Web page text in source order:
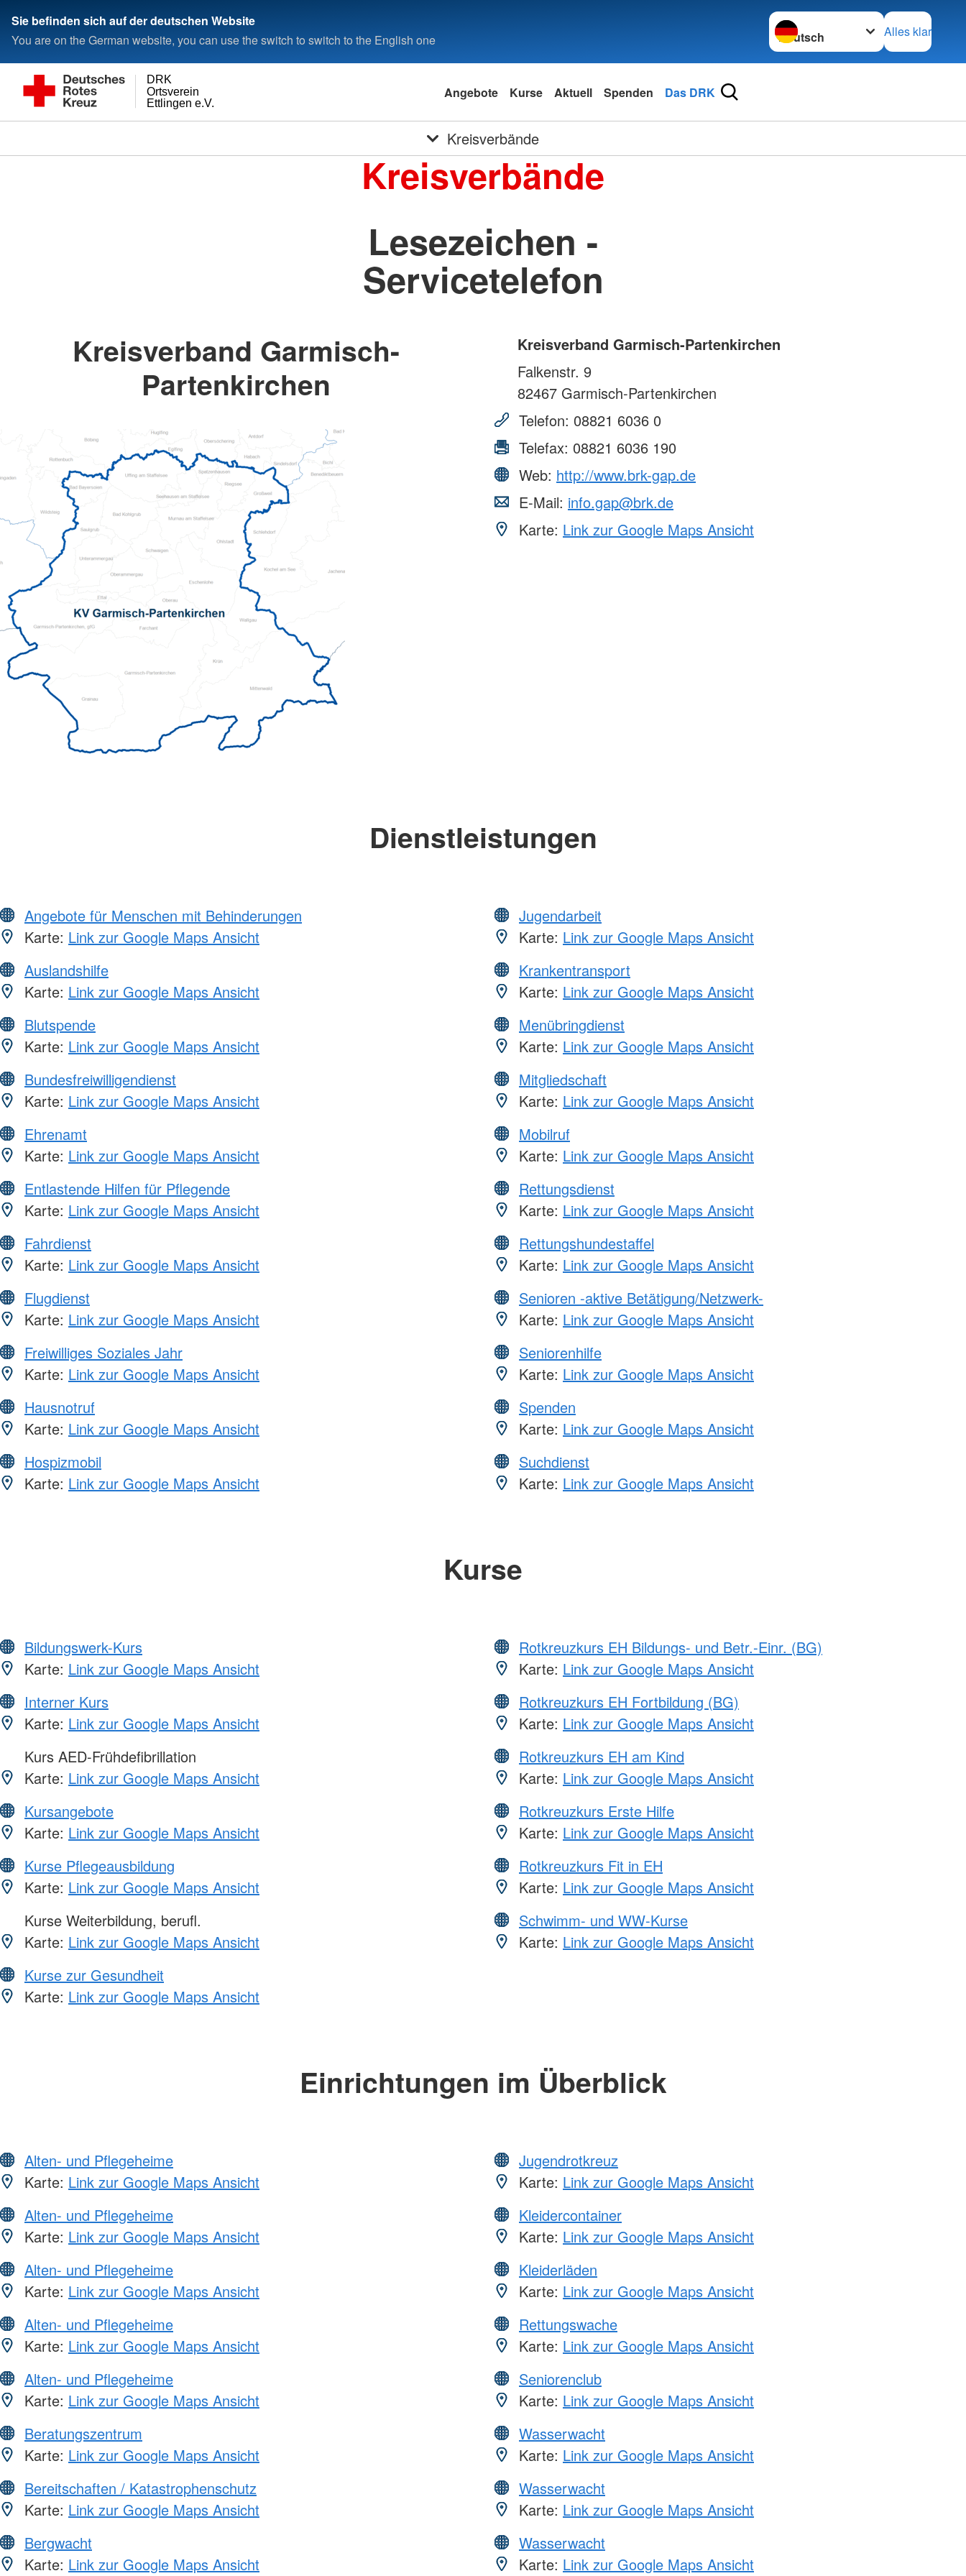
Sie befinden sich auf der deutschen Website
You are on the German website, you can use the switch to switch to the English one
Sprache wechseln zu
Alles klar
Ettlingen e.V.
Ortsverein
DRK
Angebote Kurse Aktuell Spenden Das DRK
Kreisverbände
Kreisverbände
Lesezeichen -
Servicetelefon
Kreisverband Garmisch-
Partenkirchen
Kreisverband Garmisch-Partenkirchen
Falkenstr. 9
82467 Garmisch-Partenkirchen
Telefon: 08821 6036 0
Telefax: 08821 6036 190
Web: http://www.brk-gap.de
E-Mail: info.gap@brk.de
Karte: Link zur Google Maps Ansicht
Dienstleistungen
Angebote für Menschen mit Behinderungen
Karte: Link zur Google Maps Ansicht
Auslandshilfe
Karte: Link zur Google Maps Ansicht
Blutspende
Karte: Link zur Google Maps Ansicht
Bundesfreiwilligendienst
Karte: Link zur Google Maps Ansicht
Ehrenamt
Karte: Link zur Google Maps Ansicht
Entlastende Hilfen für Pflegende
Karte: Link zur Google Maps Ansicht
Fahrdienst
Karte: Link zur Google Maps Ansicht
Flugdienst
Karte: Link zur Google Maps Ansicht
Freiwilliges Soziales Jahr
Karte: Link zur Google Maps Ansicht
Hausnotruf
Karte: Link zur Google Maps Ansicht
Hospizmobil
Karte: Link zur Google Maps Ansicht
Jugendarbeit
Karte: Link zur Google Maps Ansicht
Krankentransport
Karte: Link zur Google Maps Ansicht
Menübringdienst
Karte: Link zur Google Maps Ansicht
Mitgliedschaft
Karte: Link zur Google Maps Ansicht
Mobilruf
Karte: Link zur Google Maps Ansicht
Rettungsdienst
Karte: Link zur Google Maps Ansicht
Rettungshundestaffel
Karte: Link zur Google Maps Ansicht
Senioren -aktive Betätigung/Netzwerk-
Karte: Link zur Google Maps Ansicht
Seniorenhilfe
Karte: Link zur Google Maps Ansicht
Spenden
Karte: Link zur Google Maps Ansicht
Suchdienst
Karte: Link zur Google Maps Ansicht
Kurse
Bildungswerk-Kurs
Karte: Link zur Google Maps Ansicht
Interner Kurs
Karte: Link zur Google Maps Ansicht
Kurs AED-Frühdefibrillation
Karte: Link zur Google Maps Ansicht
Kursangebote
Karte: Link zur Google Maps Ansicht
Kurse Pflegeausbildung
Karte: Link zur Google Maps Ansicht
Kurse Weiterbildung, berufl.
Karte: Link zur Google Maps Ansicht
Kurse zur Gesundheit
Karte: Link zur Google Maps Ansicht
Rotkreuzkurs EH Bildungs- und Betr.-Einr. (BG)
Karte: Link zur Google Maps Ansicht
Rotkreuzkurs EH Fortbildung (BG)
Karte: Link zur Google Maps Ansicht
Rotkreuzkurs EH am Kind
Karte: Link zur Google Maps Ansicht
Rotkreuzkurs Erste Hilfe
Karte: Link zur Google Maps Ansicht
Rotkreuzkurs Fit in EH
Karte: Link zur Google Maps Ansicht
Schwimm- und WW-Kurse
Karte: Link zur Google Maps Ansicht
Einrichtungen im Überblick
Alten- und Pflegeheime
Karte: Link zur Google Maps Ansicht
Alten- und Pflegeheime
Karte: Link zur Google Maps Ansicht
Alten- und Pflegeheime
Karte: Link zur Google Maps Ansicht
Alten- und Pflegeheime
Karte: Link zur Google Maps Ansicht
Alten- und Pflegeheime
Karte: Link zur Google Maps Ansicht
Beratungszentrum
Karte: Link zur Google Maps Ansicht
Bereitschaften / Katastrophenschutz
Karte: Link zur Google Maps Ansicht
Bergwacht
Karte: Link zur Google Maps Ansicht
Jugendrotkreuz
Karte: Link zur Google Maps Ansicht
Kleidercontainer
Karte: Link zur Google Maps Ansicht
Kleiderläden
Karte: Link zur Google Maps Ansicht
Rettungswache
Karte: Link zur Google Maps Ansicht
Seniorenclub
Karte: Link zur Google Maps Ansicht
Wasserwacht
Karte: Link zur Google Maps Ansicht
Wasserwacht
Karte: Link zur Google Maps Ansicht
Wasserwacht
Karte: Link zur Google Maps Ansicht